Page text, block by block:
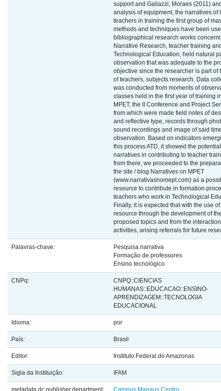
support and Galiazzi, Moraes (2011)
analysis of equipment, the narratives of
teachers in training the first group of
methods and techniques have been
bibliographical research works
Narrative Research, teacher training
Technological Education, held natural
observation that was adequate to the
objective since the researcher is part of
of teachers, subjects research. Data
was conducted from moments of
classes held in the first year of training
MPET, the II Conference and Project
from which were made field notes of
and reflective type, records through
sound recordings and image of said
observation. Based on indicators
this process ATD, it showed the
narratives in contributing to teacher
from there, we proceeded to the
the site / blog Narratives on MPET
(www.narrativasnomept.com) as a
resource to contribute in formation
teachers who work in Technological
Finally, it is expected that with the use
resource through the development of
proposed topics and from the interaction
activities, arising referrals for future
Palavras-chave:
Pesquisa narrativa
Formação de professores
Ensino tecnológico
CNPq:
CNPQ::CIENCIAS
HUMANAS::EDUCACAO::ENSINO-
APRENDIZAGEM::TECNOLOGIA
EDUCACIONAL
Idioma: por
País: Brasil
Editor: Instituto Federal do Amazonas
Sigla da Instituição: IFAM
metadata.dc.publisher.department: Campus Manaus Centro